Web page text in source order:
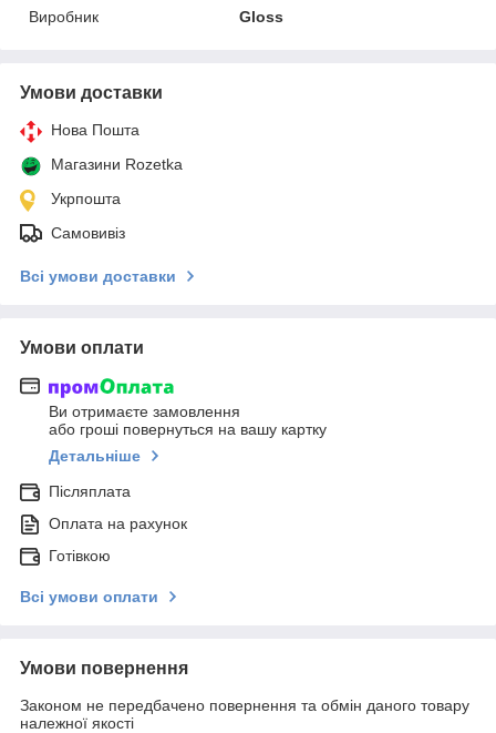
Виробник Gloss
Умови доставки
Нова Пошта
Магазини Rozetka
Укрпошта
Самовивіз
Всі умови доставки
Умови оплати
Ви отримаєте замовлення
або гроші повернуться на вашу картку
Детальніше
Післяплата
Оплата на рахунок
Готівкою
Всі умови оплати
Умови повернення
Законом не передбачено повернення та обмін даного товару
належної якості